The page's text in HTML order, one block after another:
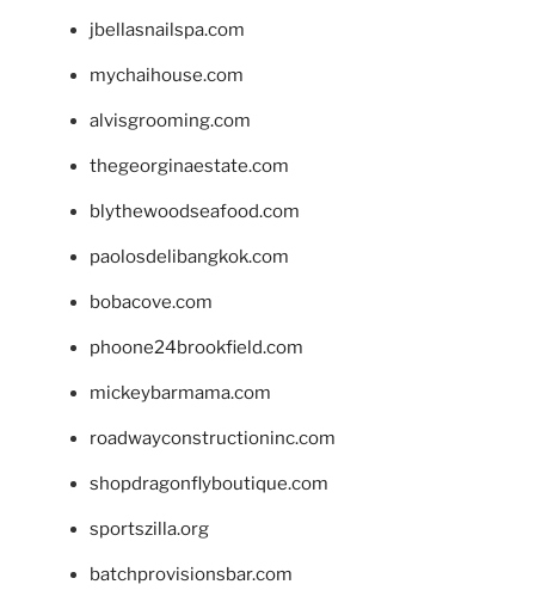
jbellasnailspa.com
mychaihouse.com
alvisgrooming.com
thegeorginaestate.com
blythewoodseafood.com
paolosdelibangkok.com
bobacove.com
phoone24brookfield.com
mickeybarmama.com
roadwayconstructioninc.com
shopdragonflyboutique.com
sportszilla.org
batchprovisionsbar.com